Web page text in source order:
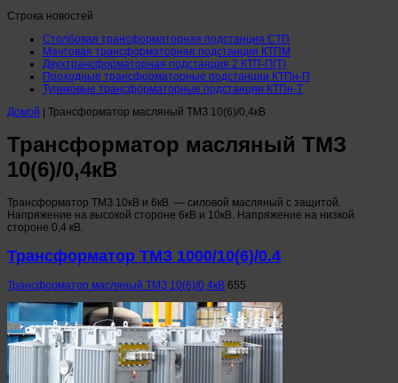
Строка новостей
Столбовая трансформаторная подстанция СТП
Мачтовая трансформаторная подстанция КТПМ
Двухтрансформаторная подстанция 2 КТП-П(Т)
Проходные трансформаторные подстанции КТПн-П
Тупиковые трансформаторные подстанции КТПн-Т
Домой | Трансформатор масляный ТМЗ 10(6)/0,4кВ
Трансформатор масляный ТМЗ
10(6)/0,4кВ
Трансформатор ТМЗ 10кВ и 6кВ — силовой масляный с защитой.
Напряжение на высокой стороне 6кВ и 10кВ. Напряжение на низкой
стороне 0,4 кВ.
Трансформатор ТМЗ 1000/10(6)/0.4
Трансформатор масляный ТМЗ 10(6)/0,4кВ 655